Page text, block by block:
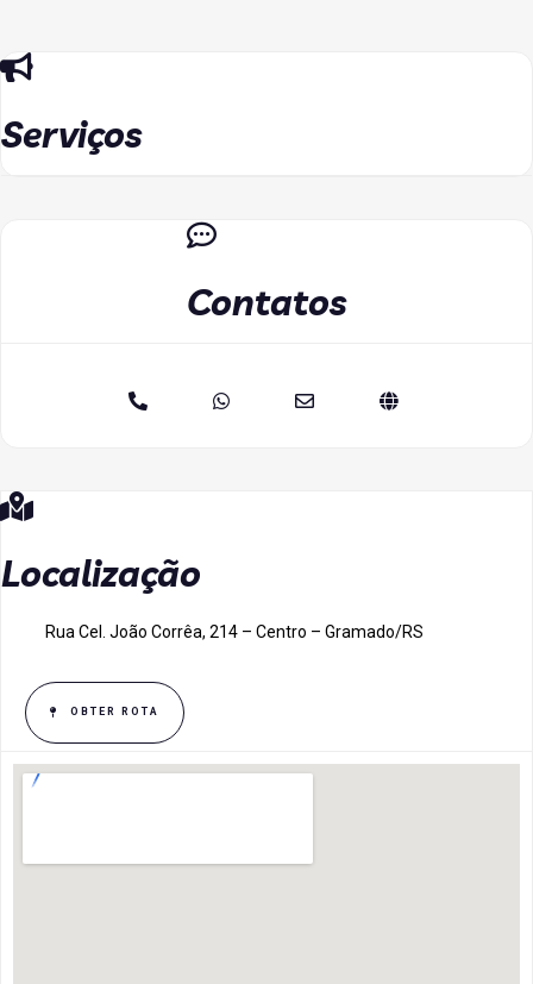
Serviços
Contatos
Localização
Rua Cel. João Corrêa, 214 – Centro – Gramado/RS
OBTER ROTA